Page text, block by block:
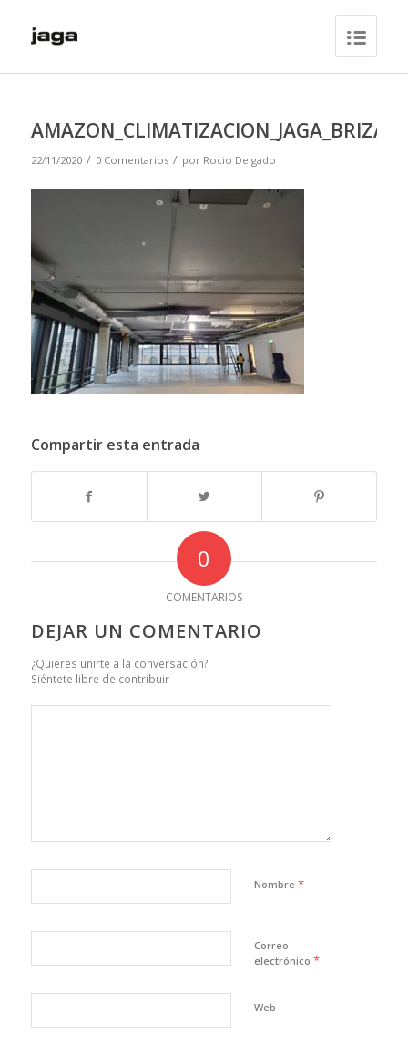
22/11/2020 / 0 Comentarios / por Rocio Delgado
Compartir esta entrada
0
COMENTARIOS
DEJAR UN COMENTARIO
¿Quieres unirte a la conversación?
Siéntete libre de contribuir
Nombre *
Correo
electrónico *
Web